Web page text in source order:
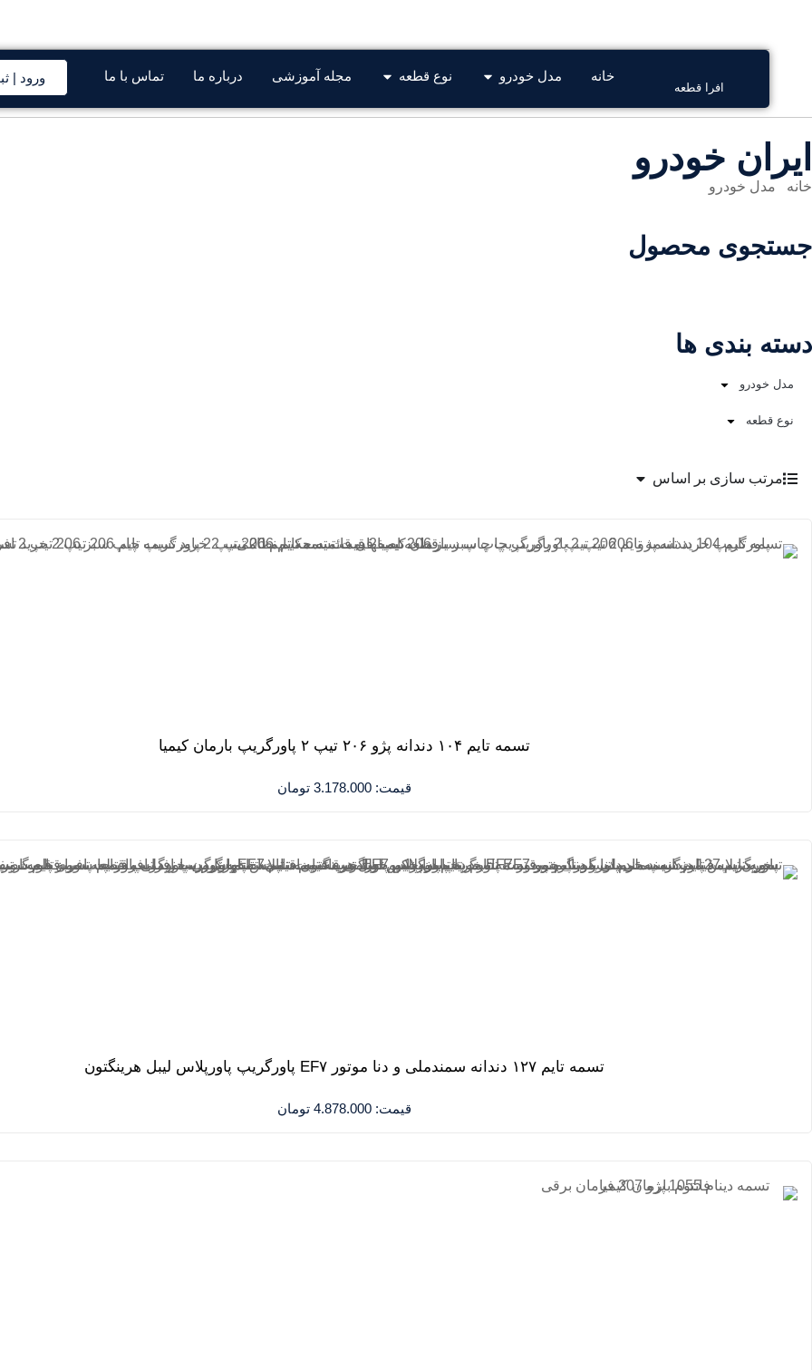
افرا قطعه
خانه مدل خودرو نوع قطعه مجله آموزشی درباره ما تماس با ما ورود |
ایران خودرو
خانه مدل خودرو
جستجوی محصول
دسته بندی ها
مدل خودرو
نوع قطعه
مرتب سازی بر اساس
تسمه تایم ۱۰۴ دندانه پژو ۲۰۶ تیپ ۲ پاورگریپ بارمان کیمیا
قیمت: 3.178.000 تومان
تسمه تایم ۱۲۷ دندانه سمندملی و دنا موتور EF۷ پاورگریپ پاورپلاس لیبل هرینگتون
قیمت: 4.878.000 تومان